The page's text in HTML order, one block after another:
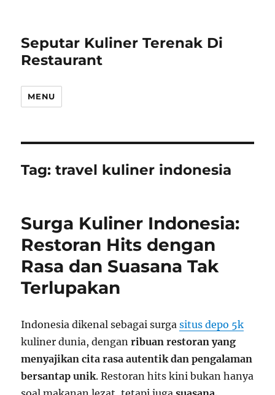
Seputar Kuliner Terenak Di
Restaurant
MENU
Tag:travel kuliner indonesia
Surga Kuliner Indonesia:
Restoran Hits dengan
Rasa dan Suasana Tak
Terlupakan
Indonesia dikenal sebagai surgasitus depo 5k
kuliner dunia, denganribuan restoran yang
menyajikan cita rasa autentik dan pengalaman
bersantap unik. Restoran hits kini bukan hanya